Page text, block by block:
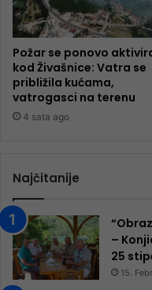
Požar se ponovo
kod Živašnice: Vatra se
približila kućama,
vatrogasci na terenu
4 sata ago
Najčitanije
–
25
15.